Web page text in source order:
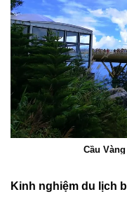
Cầu
Kinh nghiệm du lịch